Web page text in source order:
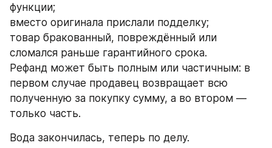
функции;
вместо оригинала прислали подделку;
товар бракованный, повреждённый или
сломался раньше гарантийного срока.
Рефанд может быть полным или частичным: в
первом случае продавец возвращает всю
полученную за покупку сумму, а во втором —
только часть.
Вода закончилась, теперь по делу.